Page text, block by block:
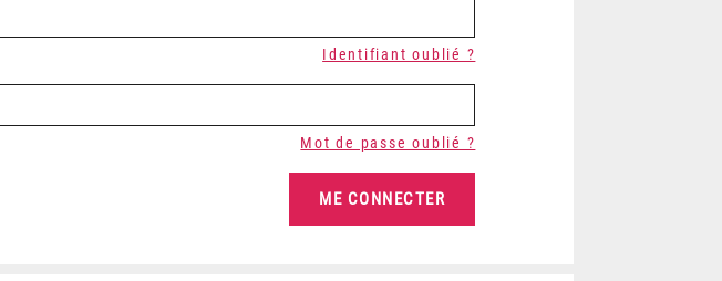
Identifiant oublié ?
Mot de passe oublié ?